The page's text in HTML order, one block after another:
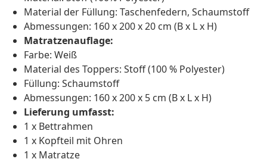
Material der Füllung: Taschenfedern, Schaumstoff
Abmessungen: 160 x 200 x 20 cm (B x L x H)
Matratzenauflage:
Farbe: Weiß
Material des Toppers: Stoff (100 % Polyester)
Füllung: Schaumstoff
Abmessungen: 160 x 200 x 5 cm (B x L x H)
Lieferung umfasst:
1 x Bettrahmen
1 x Kopfteil mit Ohren
1 x Matratze